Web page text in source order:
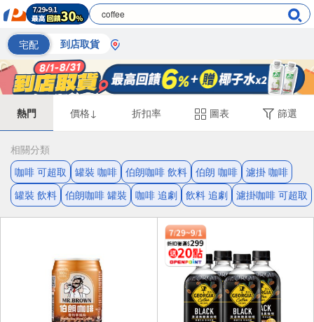
宅配 到店取貨
熱門 價格↓ 折扣率 圖表 篩選
相關分類
咖啡 可超取
罐裝 咖啡 伯朗咖啡 飲料 伯朗 咖啡 濾掛 咖啡
罐裝 飲料 伯朗咖啡 罐裝 咖啡 追劇 飲料 追劇 濾掛咖啡 可超取